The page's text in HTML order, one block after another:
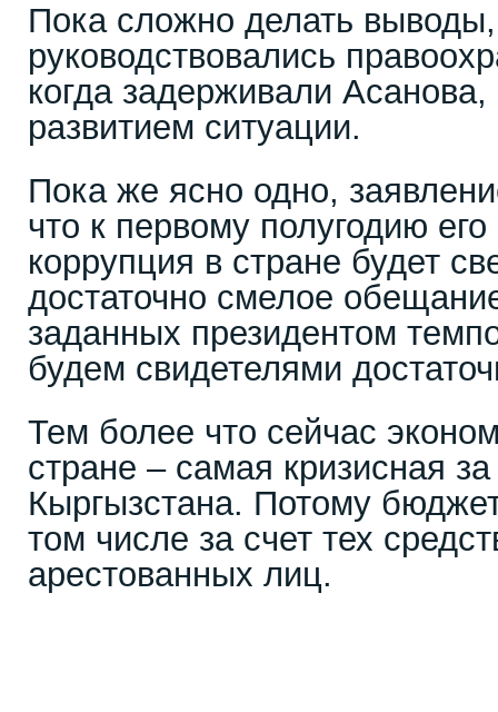
Пока сложно делать
руководствовались
когда задерживали
развитием ситуации.
Пока же ясно одно,
что к первому полугодию его
коррупция в стране будет
достаточно смелое
заданных президентом
будем свидетелями
Тем более что сейчас
стране – самая кризисная
Кыргызстана. Потому
том числе за счет тех
арестованных лиц.